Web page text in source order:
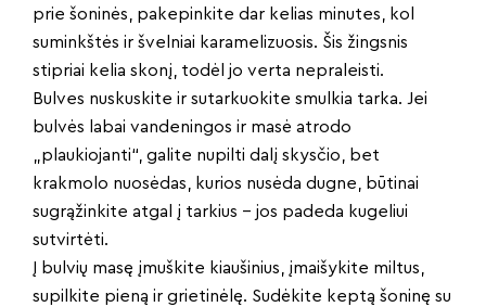
prie šoninės, pakepinkite dar kelias minutes, kol
suminkštės ir švelniai karamelizuosis. Šis žingsnis
stipriai kelia skonį, todėl jo verta nepraleisti.
Bulves nuskuskite ir sutarkuokite smulkia tarka. Jei
bulvės labai vandeningos ir masė atrodo
„plaukiojanti“, galite nupilti dalį skysčio, bet
krakmolo nuosėdas, kurios nusėda dugne, būtinai
sugrąžinkite atgal į tarkius – jos padeda kugeliui
sutvirtėti.
Į bulvių masę įmuškite kiaušinius, įmaišykite miltus,
supilkite pieną ir grietinėlę. Sudėkite keptą šoninę su